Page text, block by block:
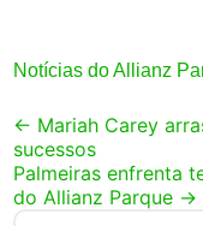
Notícias do Allianz
Post
navigation
← Mariah Carey
sucessos
Palmeiras enfrenta
do Allianz Parque →